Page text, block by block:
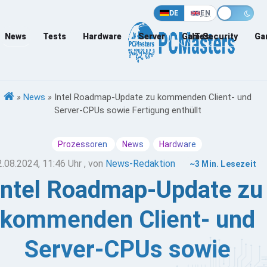
DE EN
News Tests Hardware Server Games
IT-Security
» News » Intel Roadmap-Update zu kommenden Client- und
Server-CPUs sowie Fertigung enthüllt
Prozessoren News Hardware
11:46 Uhr , von News-Redaktion ~3 Min. Lesezeit
Roadmap-Update zu
kommenden Client- und
Server-CPUs sowie